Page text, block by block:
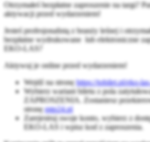
Otrzymałeś bezpłatne zaproszenie na targi?
aktywacji przed wydarzeniem!
Jesteś profesjonalistą z branży leśnej i
bezpłatne wydrukowane lub elektroniczne
EKO-LAS?
Aktywuj je online przed wydarzeniem!
Wejdź na stronę https://tobilet.pl/eko-
Wybierz wariant biletu z pola
ZAPROSZENIA. Zostaniesz
stronę mtp24.pl
Zarejestruj swoje konto, wybierz z
EKO-LAS i wpisz kod z zaproszenia.